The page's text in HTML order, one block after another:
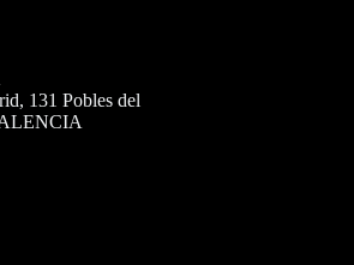
131 Pobles del